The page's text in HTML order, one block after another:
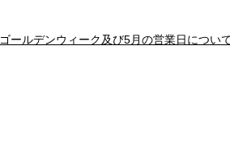
ゴールデンウィーク及び5月の営業日につい